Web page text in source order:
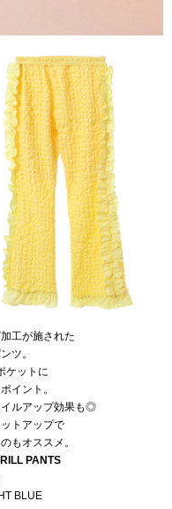
工が施された
ツ。
ケットに
イント。
ルアップ効果も◎
トアップで
もオススメ。
PANTS
BLUE